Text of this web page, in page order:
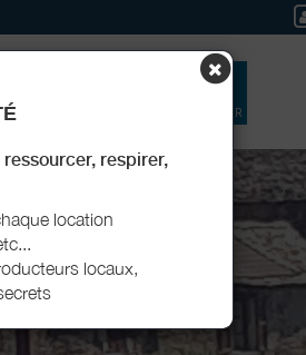
RÉSERVER
respirer,
location
locaux,